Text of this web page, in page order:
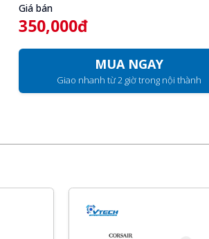
Giá bán
350,000đ
MUA NGAY
Giao nhanh từ 2 giờ trong nội thành